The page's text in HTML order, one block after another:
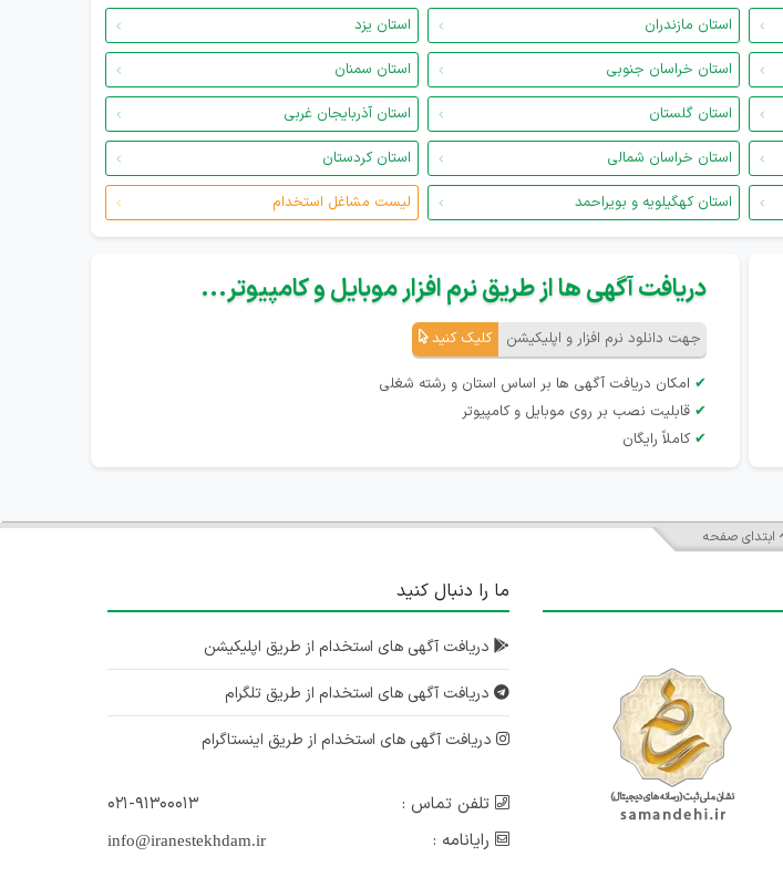
استان مازندران
استان یزد
استان خراسان جنوبی
استان سمنان
استان گلستان
استان آذربایجان غربی
استان خراسان شمالی
استان کردستان
استان کهگیلویه و بویراحمد لیست مشاغل استخدام
دریافت آگهی ها از طریق نرم افزار موبایل و کامپیوتر...
جهت دانلود نرم افزار و اپلیکیشن کلیک کنید
✔ امکان دریافت آگهی ها بر اساس استان و رشته شغلی
✔ قابلیت نصب بر روی موبایل و کامپیوتر
✔ کاملاً رایگان
ابتدای صفحه
ما را دنبال کنید
دریافت آگهی های استخدام از طریق اپلیکیشن
دریافت آگهی های استخدام از طریق تلگرام
دریافت آگهی های استخدام از طریق اینستاگرام
تلفن تماس :
۰۲۱-۹۱۳۰۰۰۱۳
رایانامه :
info@iranestekhdam.ir